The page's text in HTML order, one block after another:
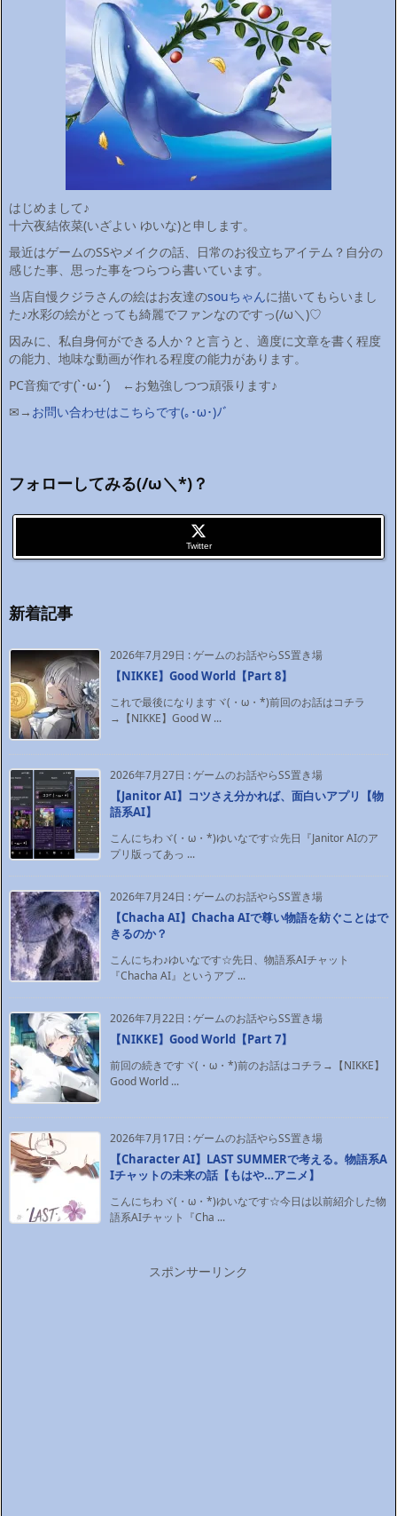
はじめまして♪
十六夜結依菜(いざよい ゆいな)と申します。
最近はゲームのSSやメイクの話、日常のお役立ちアイテム？自分の
感じた事、思った事をつらつら書いています。
当店自慢クジラさんの絵はお友達のsouちゃんに描いてもらいまし
た♪水彩の絵がとっても綺麗でファンなのですっ(/ω＼)♡
因みに、私自身何ができる人か？と言うと、適度に文章を書く程度
の能力、地味な動画が作れる程度の能力があります。
PC音痴です(`･ω･´)ゞ←お勉強しつつ頑張ります♪
✉→ お問い合わせはこちらです(｡･ω･)ﾉﾞ
フォローしてみる(/ω＼*)？
Twitter
新着記事
2026年7月29日 :ゲームのお話やらSS置き場
【NIKKE】Good World【Part 8】
これで最後になりますヾ(・ω・*)前回のお話はコチラ
→【NIKKE】Good W ...
2026年7月27日 :ゲームのお話やらSS置き場
【Janitor AI】コツさえ分かれば、面白いアプリ【物
語系AI】
こんにちわヾ(・ω・*)ゆいなです☆先日『Janitor AIのア
プリ版ってあっ ...
2026年7月24日 :ゲームのお話やらSS置き場
【Chacha AI】Chacha AIで尊い物語を紡ぐことはで
きるのか？
こんにちわ♪ゆいなです☆先日、物語系AIチャット
『Chacha AI』というアプ ...
2026年7月22日 :ゲームのお話やらSS置き場
【NIKKE】Good World【Part 7】
前回の続きですヾ(・ω・*)前のお話はコチラ→【NIKKE】
Good World ...
2026年7月17日 :ゲームのお話やらSS置き場
【Character AI】LAST SUMMERで考える。物語系A
Iチャットの未来の話【もはや…アニメ】
こんにちわヾ(・ω・*)ゆいなです☆今日は以前紹介した物
語系AIチャット『Cha ...
スポンサーリンク